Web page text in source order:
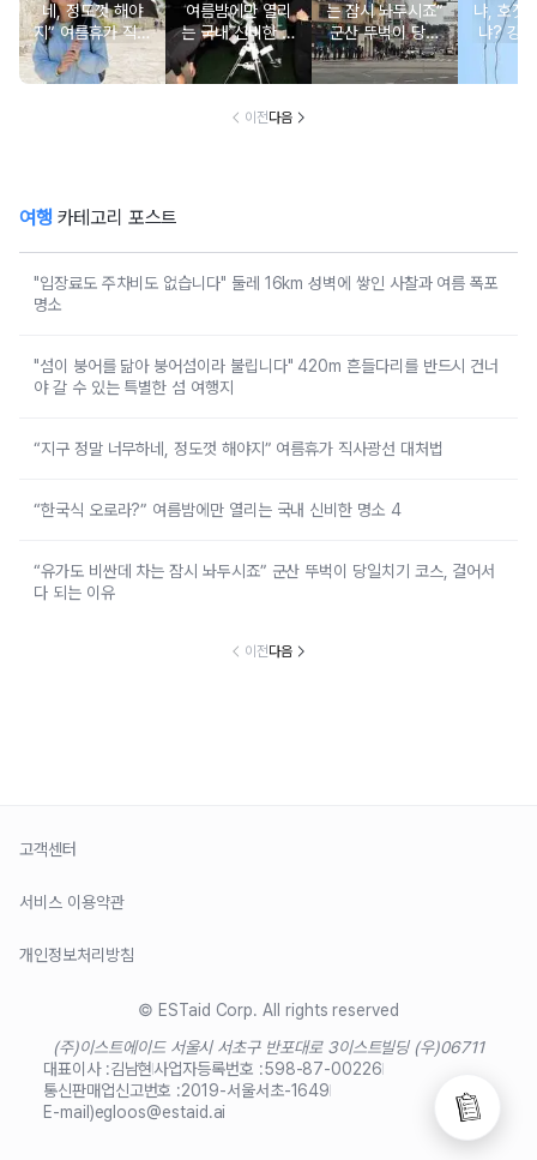
네, 정도껏 해야
지” 여름휴가 직사
광선 대처법
여름밤에만 열리
는 국내 신비한 명
소 4
는 잠시 놔두시죠”
군산 뚜벅이 당일
치기 코스, 걸어서
다 되는 이유
냐, 호젓
냐? 강
추천
이전다음
여행 카테고리 포스트
"입장료도 주차비도 없습니다" 둘레 16km 성벽에 쌓인 사찰과 여름 폭포
명소
"섬이 붕어를 닮아 붕어섬이라 불립니다" 420m 흔들다리를 반드시 건너
야 갈 수 있는 특별한 섬 여행지
“지구 정말 너무하네, 정도껏 해야지” 여름휴가 직사광선 대처법
“한국식 오로라?” 여름밤에만 열리는 국내 신비한 명소 4
“유가도 비싼데 차는 잠시 놔두시죠” 군산 뚜벅이 당일치기 코스, 걸어서
다 되는 이유
이전다음
고객센터
서비스 이용약관
개인정보처리방침
© ESTaid Corp. All rights reserved
(주)이스트에이드 서울시 서초구 반포대로 3이스트빌딩 (우)06711
대표이사 :김남현사업자등록번호 :598-87-00226
통신판매업신고번호 :2019-서울서초-1649
E-mail)egloos@estaid.ai